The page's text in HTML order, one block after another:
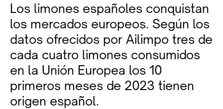
Los limones españoles conquistan
los mercados europeos. Según los
datos ofrecidos por Ailimpo tres de
cada cuatro limones consumidos
en la Unión Europea los 10
primeros meses de 2023 tienen
origen español.